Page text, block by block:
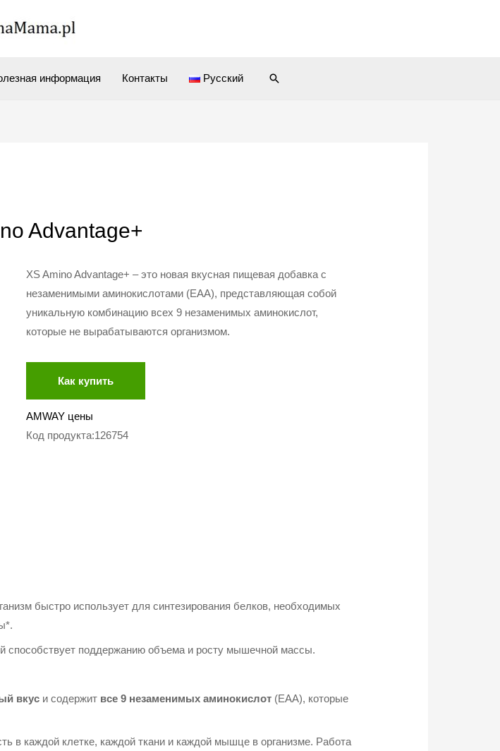
информация Контакты Русский Поиск
Advantage+
XS Amino Advantage+ – это новая вкусная пищевая добавка с
незаменимыми аминокислотами (EAA), представляющая собой
уникальную комбинацию всех 9 незаменимых аминокислот,
которые не вырабатываются организмом.
Как купить
AMWAY цены
Код продукта:126754
быстро использует для синтезирования белков, необходимых
способствует поддержанию объема и росту мышечной массы.
вкус и содержит все 9 незаменимых аминокислот (EAA), которые
в каждой клетке, каждой ткани и каждой мышце в организме. Работа